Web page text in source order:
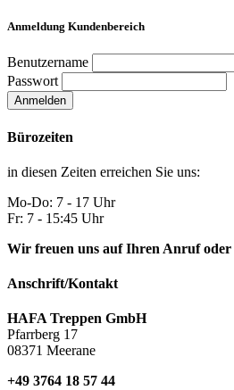
Anmeldung Kundenbereich
Benutzername
Passwort
Anmelden
Bürozeiten
in diesen Zeiten erreichen Sie uns:
Mo-Do: 7 - 17 Uhr
Fr: 7 - 15:45 Uhr
Wir freuen uns auf Ihren Anruf oder
Anschrift/Kontakt
HAFA Treppen GmbH
Pfarrberg 17
08371 Meerane
+49 3764 18 57 44